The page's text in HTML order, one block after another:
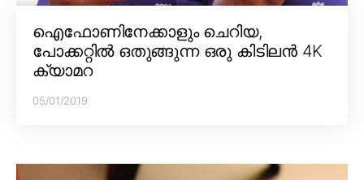
ഐഫോണിനേക്കാളും ചെറിയ,
പോക്കറ്റിൽ ഒതുങ്ങുന്ന ഒരു കിടിലൻ 4K
ക്യാമറ
05/01/2019